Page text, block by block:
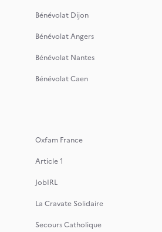
Bénévolat Dijon
Bénévolat Angers
Bénévolat Nantes
Bénévolat Caen
Oxfam France
Article 1
JobIRL
La Cravate Solidaire
Secours Catholique